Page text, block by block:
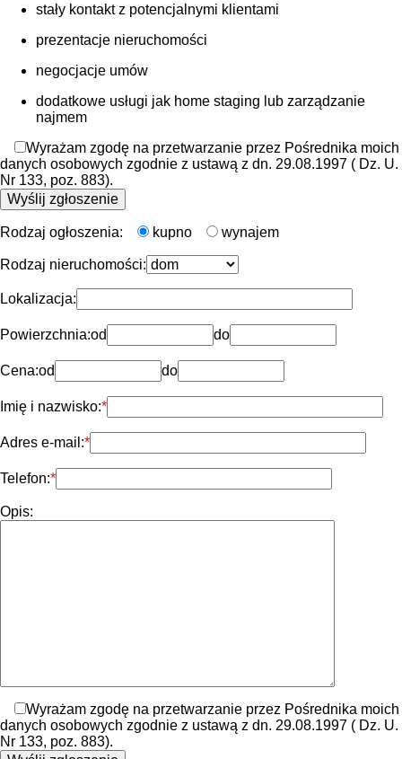
stały kontakt z potencjalnymi klientami
prezentacje nieruchomości
negocjacje umów
dodatkowe usługi jak home staging lub zarządzanie
najmem
Wyrażam zgodę na przetwarzanie przez Pośrednika moich
danych osobowych zgodnie z ustawą z dn. 29.08.1997 ( Dz. U.
Nr 133, poz. 883).
Rodzaj ogłoszenia: kupno wynajem
Rodzaj nieruchomości:
Lokalizacja:
Powierzchnia:od do
Cena:od do
Imię i nazwisko:
Adres e-mail:
Telefon:
Opis:
Wyrażam zgodę na przetwarzanie przez Pośrednika moich
danych osobowych zgodnie z ustawą z dn. 29.08.1997 ( Dz. U.
Nr 133, poz. 883).